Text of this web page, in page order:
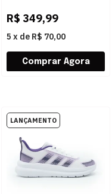
102PRETOCORALBRANCO
R$ 349,99
5 x de R$ 70,00